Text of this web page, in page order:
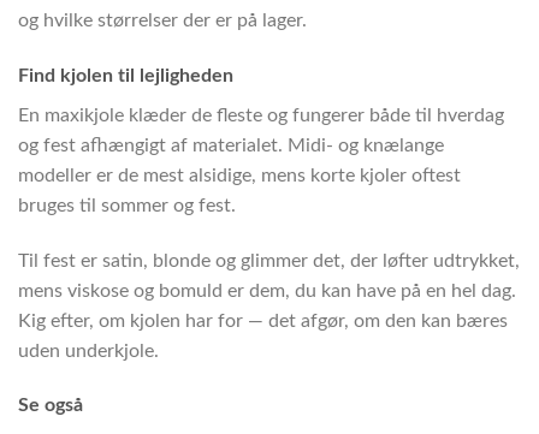
og hvilke størrelser der er på lager.
Find kjolen til lejligheden
En maxikjole klæder de fleste og fungerer både til hverdag
og fest afhængigt af materialet. Midi- og knælange
modeller er de mest alsidige, mens korte kjoler oftest
bruges til sommer og fest.
Til fest er satin, blonde og glimmer det, der løfter udtrykket,
mens viskose og bomuld er dem, du kan have på en hel dag.
Kig efter, om kjolen har for — det afgør, om den kan bæres
uden underkjole.
Se også